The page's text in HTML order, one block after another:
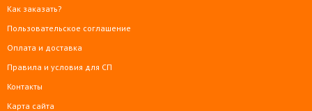
Как заказать?
Пользовательское соглашение
Оплата и доставка
Правила и условия для СП
Контакты
Карта сайта